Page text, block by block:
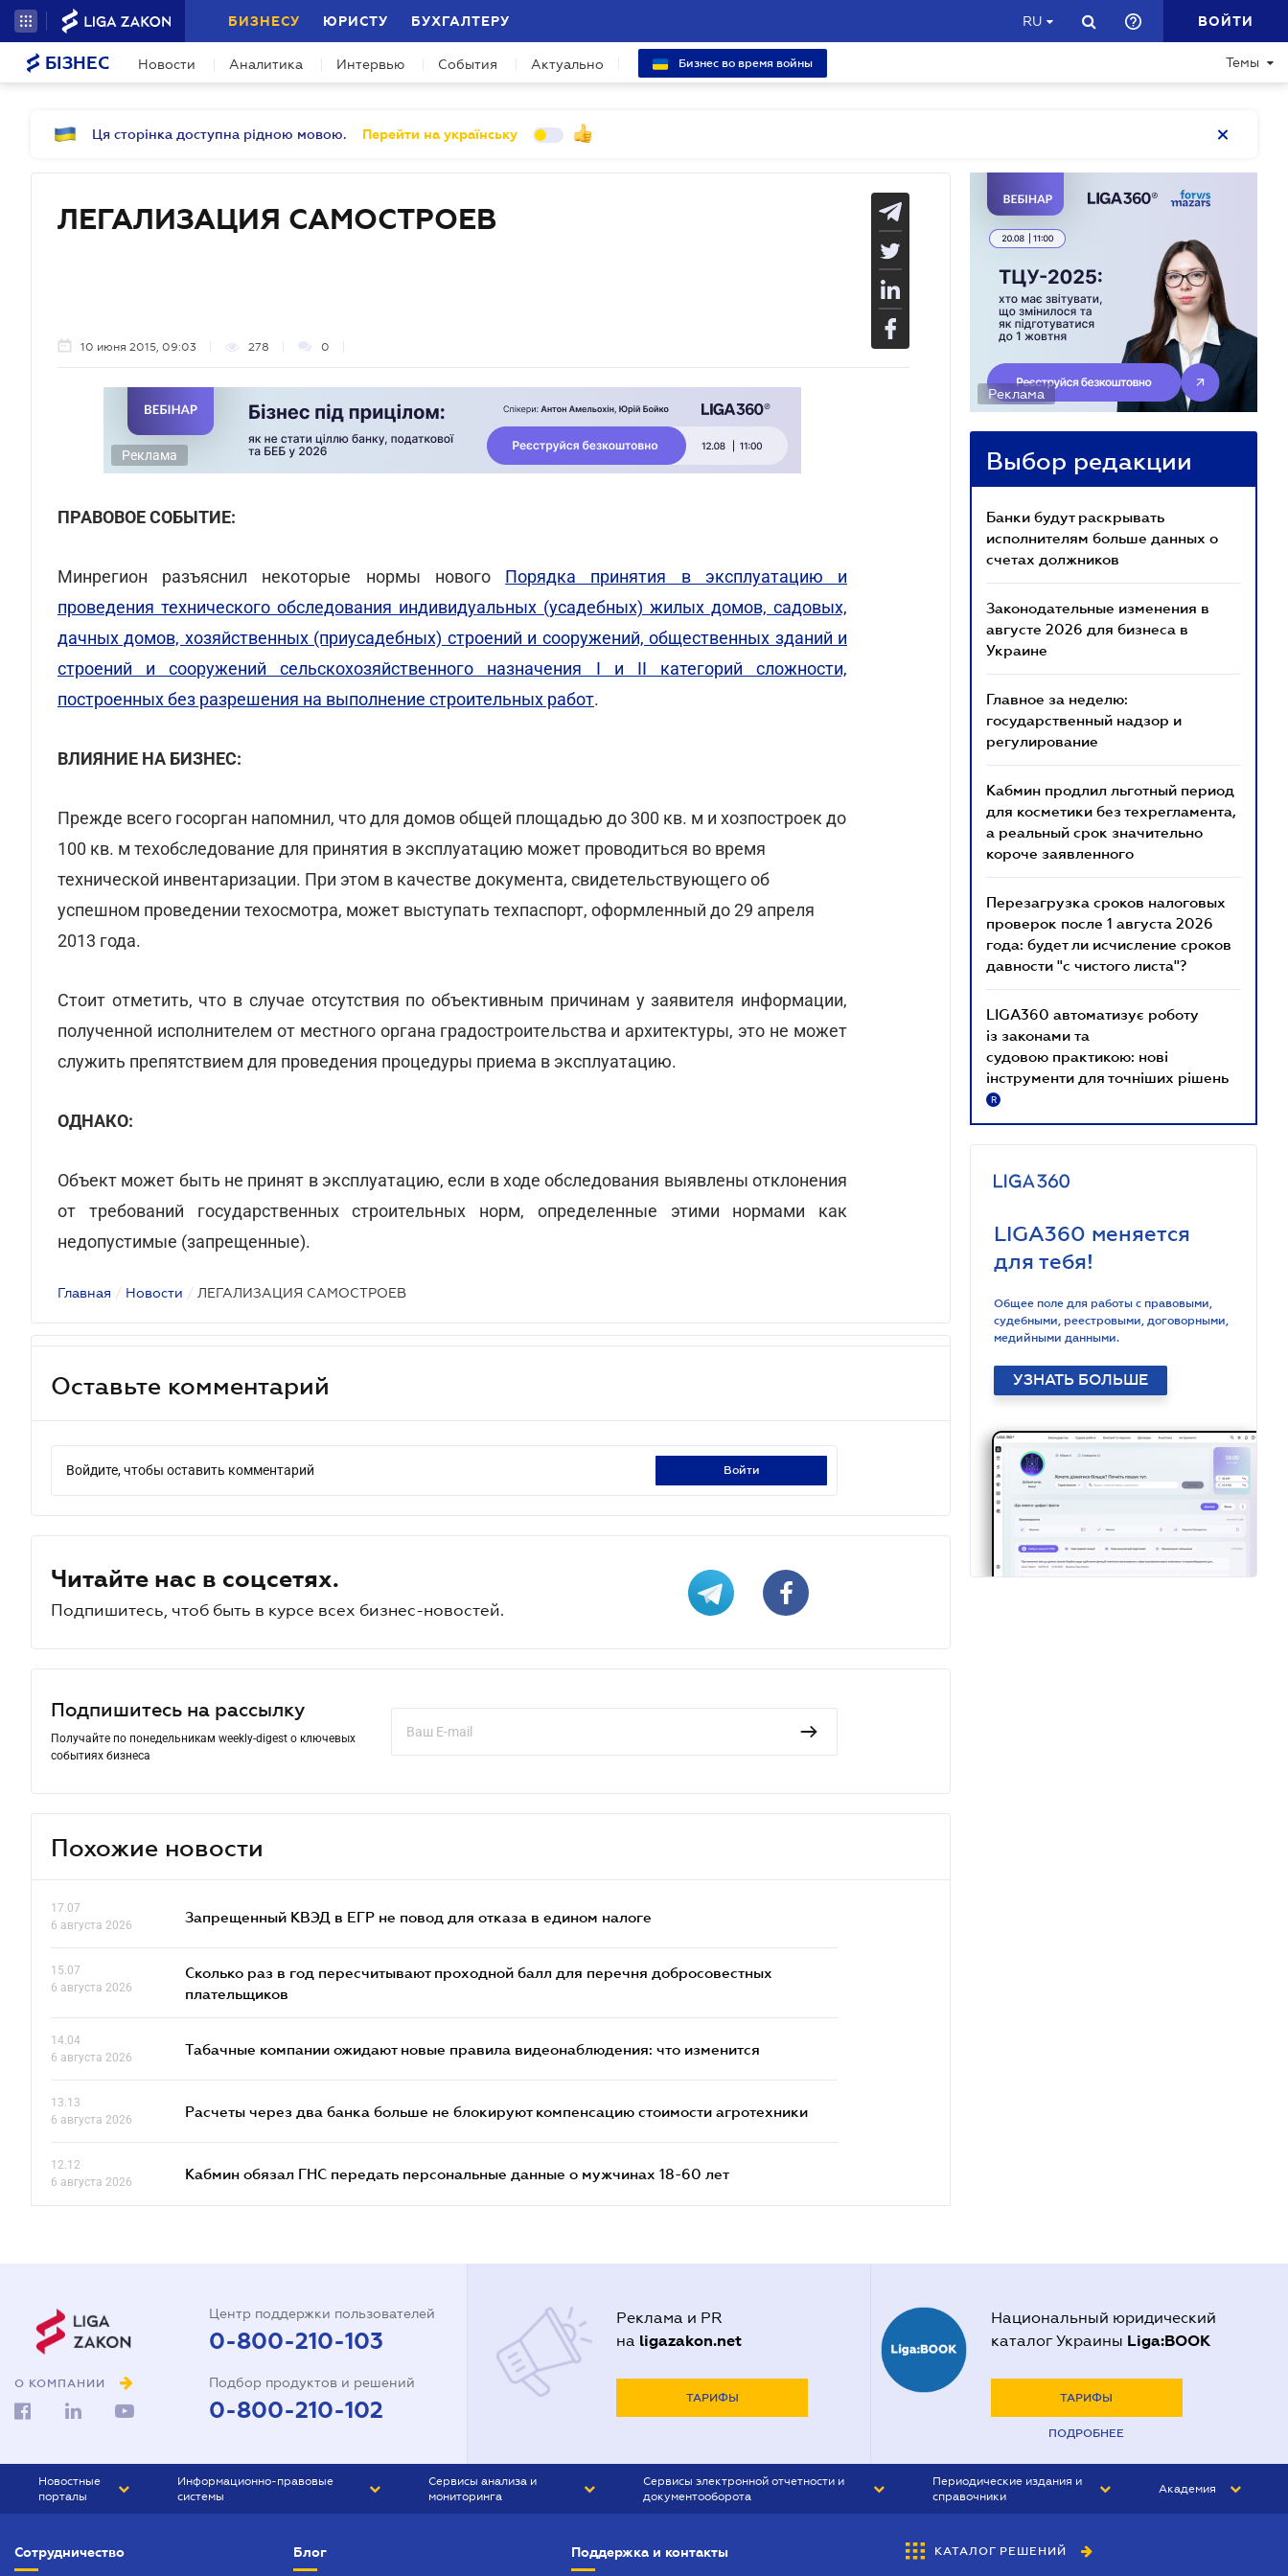
БИЗНЕСУ ЮРИСТУ БУХГАЛТЕРУ RU ВОЙТИ
БІЗНЕС Новости Аналитика Интервью События Актуально Бизнес во время войны Темы
Ця сторінка доступна рідною мовою. Перейти на українську
ЛЕГАЛИЗАЦИЯ САМОСТРОЕВ
10 июня 2015, 09:03 278 0
Реклама
ПРАВОВОЕ СОБЫТИЕ:
Минрегион разъяснил некоторые нормы нового Порядка принятия в эксплуатацию и
проведения технического обследования индивидуальных (усадебных) жилых домов, садовых,
дачных домов, хозяйственных (приусадебных) строений и сооружений, общественных зданий и
строений и сооружений сельскохозяйственного назначения I и II категорий сложности,
построенных без разрешения на выполнение строительных работ.
ВЛИЯНИЕ НА БИЗНЕС:
Прежде всего госорган напомнил, что для домов общей площадью до 300 кв. м и хозпостроек до
100 кв. м техобследование для принятия в эксплуатацию может проводиться во время
технической инвентаризации. При этом в качестве документа, свидетельствующего об
успешном проведении техосмотра, может выступать техпаспорт, оформленный до 29 апреля
2013 года.
Стоит отметить, что в случае отсутствия по объективным причинам у заявителя информации,
полученной исполнителем от местного органа градостроительства и архитектуры, это не может
служить препятствием для проведения процедуры приема в эксплуатацию.
ОДНАКО:
Объект может быть не принят в эксплуатацию, если в ходе обследования выявлены отклонения
от требований государственных строительных норм, определенные этими нормами как
недопустимые (запрещенные).
Главная / Новости / ЛЕГАЛИЗАЦИЯ САМОСТРОЕВ
Оставьте комментарий
Войдите, чтобы оставить комментарий войти
Читайте нас в соцсетях.
Подпишитесь, чтоб быть в курсе всех бизнес-новостей.
Подпишитесь на рассылку
Получайте по понедельникам weekly-digest о ключевых
событиях бизнеса
Похожие новости
17.07
6 августа 2026
Запрещенный КВЭД в ЕГР не повод для отказа в едином налоге
15.07
6 августа 2026
Сколько раз в год пересчитывают проходной балл для перечня добросовестных
плательщиков
14.04
6 августа 2026
Табачные компании ожидают новые правила видеонаблюдения: что изменится
13.13
6 августа 2026
Расчеты через два банка больше не блокируют компенсацию стоимости агротехники
12.12
6 августа 2026
Кабмин обязал ГНС передать персональные данные о мужчинах 18-60 лет
Реклама
Выбор редакции
Банки будут раскрывать
исполнителям больше данных о
счетах должников
Законодательные изменения в
августе 2026 для бизнеса в
Украине
Главное за неделю:
государственный надзор и
регулирование
Кабмин продлил льготный период
для косметики без техрегламента,
а реальный срок значительно
короче заявленного
Перезагрузка сроков налоговых
проверок после 1 августа 2026
года: будет ли исчисление сроков
давности "с чистого листа"?
LIGA360 автоматизує роботу
із законами та
судовою практикою: нові
інструменти для точніших рішень
R
LIGA360 меняется
для тебя!
Общее поле для работы с правовыми,
судебными, реестровыми, договорными,
медийными данными.
УЗНАТЬ БОЛЬШЕ
О КОМПАНИИ
Центр поддержки пользователей
0-800-210-103
Подбор продуктов и решений
0-800-210-102
Реклама и PR
на ligazakon.net
ТАРИФЫ
Национальный юридический
каталог Украины Liga:BOOK
ТАРИФЫ
ПОДРОБНЕЕ
Новостные
порталы
БИЗНЕС
Информационно-правовые
системы
Сервисы анализа и
мониторинга
Сервисы электронной отчетности и
документооборота
Периодические издания и
справочники
БУХГАЛТЕР&ЗАКОН
Академия
Сотрудничество Блог Поддержка и контакты КАТАЛОГ РЕШЕНИЙ